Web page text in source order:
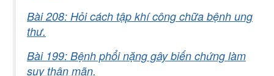
Bài 208: Hỏi cách tập khí công chữa bệnh ung
thư.
Bài 199: Bệnh phổi nặng gây biến chứng làm
suy thận mãn.